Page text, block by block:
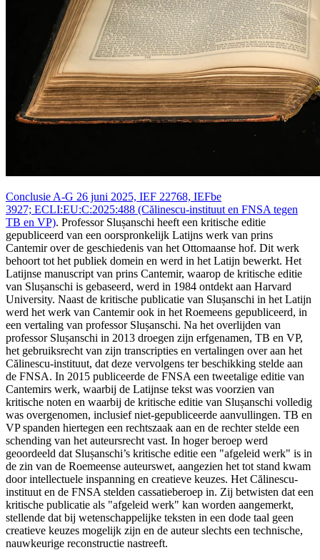
Conclusie A-G 26 juni 2025, IEF 22768, IEFbe
3927; ECLI:EU:C:2025:488 (Călinescu‑instituut en FNSA tegen
TB en VP). Professor Slușanschi heeft een kritische editie
gepubliceerd van een oorspronkelijk Latijns werk van prins
Cantemir over de geschiedenis van het Ottomaanse hof. Dit werk
behoort tot het publiek domein en werd in het Latijn bewerkt. Het
Latijnse manuscript van prins Cantemir, waarop de kritische editie
van Slușanschi is gebaseerd, werd in 1984 ontdekt aan Harvard
University. Naast de kritische publicatie van Slușanschi in het Latijn
werd het werk van Cantemir ook in het Roemeens gepubliceerd, in
een vertaling van professor Slușanschi. Na het overlijden van
professor Slușanschi in 2013 droegen zijn erfgenamen, TB en VP,
het gebruiksrecht van zijn transcripties en vertalingen over aan het
Călinescu-instituut, dat deze vervolgens ter beschikking stelde aan
de FNSA. In 2015 publiceerde de FNSA een tweetalige editie van
Cantemirs werk, waarbij de Latijnse tekst was voorzien van
kritische noten en waarbij de kritische editie van Slușanschi volledig
was overgenomen, inclusief niet-gepubliceerde aanvullingen. TB en
VP spanden hiertegen een rechtszaak aan en de rechter stelde een
schending van het auteursrecht vast. In hoger beroep werd
geoordeeld dat Slușanschi’s kritische editie een "afgeleid werk" is in
de zin van de Roemeense auteurswet, aangezien het tot stand kwam
door intellectuele inspanning en creatieve keuzes. Het Călinescu-
instituut en de FNSA stelden cassatieberoep in. Zij betwisten dat een
kritische publicatie als "afgeleid werk" kan worden aangemerkt,
stellende dat bij wetenschappelijke teksten in een dode taal geen
creatieve keuzes mogelijk zijn en de auteur slechts een technische,
nauwkeurige reconstructie nastreeft.